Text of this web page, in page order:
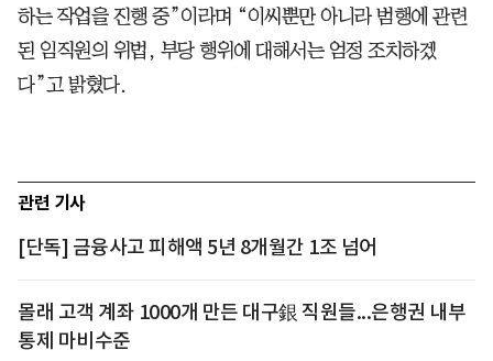
하는 작업을 진행 중”이라며 “이씨뿐만 아니라 범행에 관련
된 임직원의 위법, 부당 행위에 대해서는 엄정 조치하겠
다”고 밝혔다.
관련 기사
[단독] 금융사고 피해액 5년 8개월간 1조 넘어
몰래 고객 계좌 1000개 만든 대구銀 직원들...은행권 내부
통제 마비수준